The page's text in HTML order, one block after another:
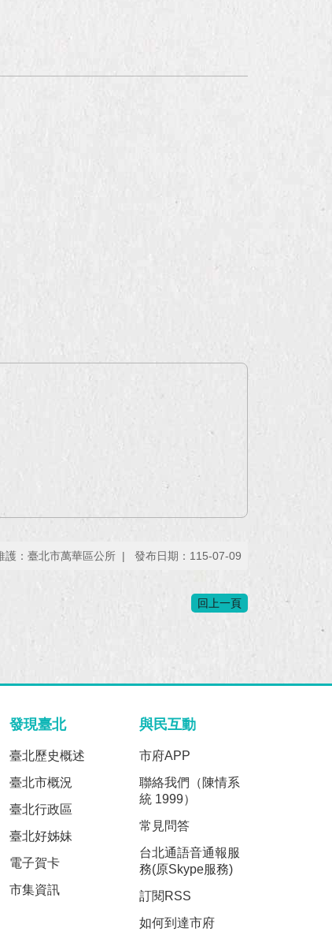
護：臺北市萬華區公所 發布日期：115-07-09
回上一頁
發現臺北
臺北歷史概述
臺北市概況
臺北行政區
臺北好姊妹
電子賀卡
市集資訊
與民互動
市府APP
聯絡我們（陳情系
統 1999）
常見問答
台北通語音通報服
務(原Skype服務)
訂閱RSS
如何到達市府